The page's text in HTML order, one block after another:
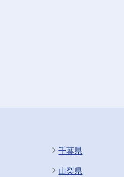
千葉県
山梨県